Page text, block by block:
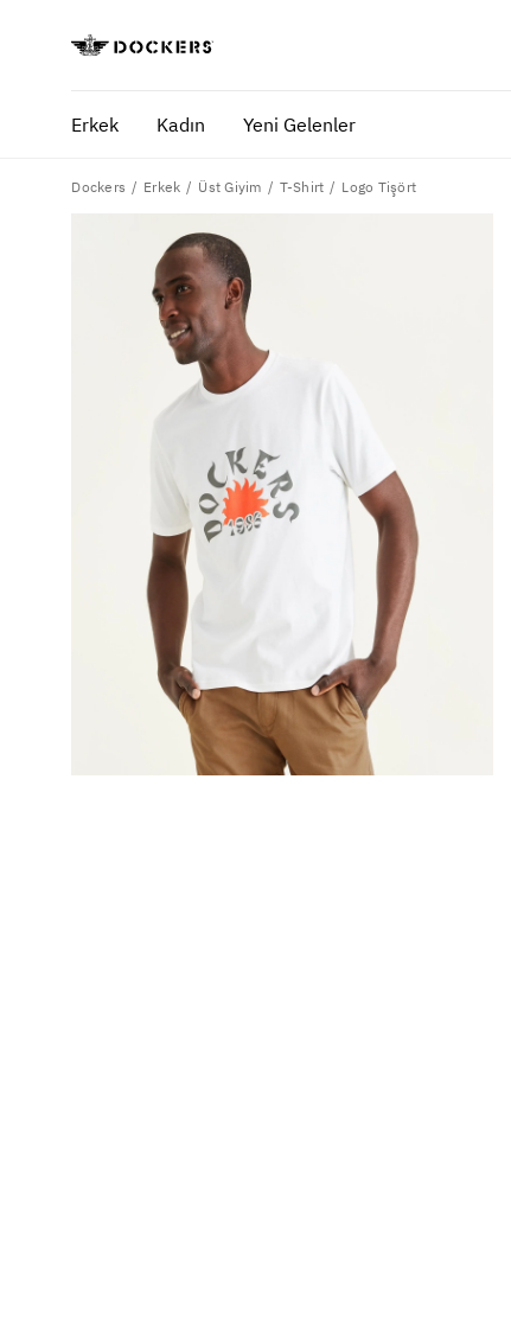
Erkek Kadın Yeni Gelenler
POPÜLER ARAMALAR
pantolon
gömlek
şort
ultimate chino pantolon
ona özel - kadın
Dockers Erkek Üst Giyim T-Shirt Logo Tişört